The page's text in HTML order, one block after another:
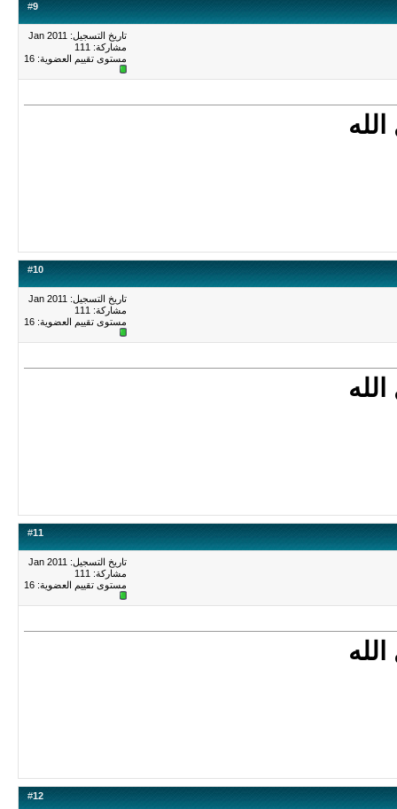
#9
تاريخ التسجيل: Jan 2011
مشاركة: 111
مستوى تقييم العضوية: 16
#10
تاريخ التسجيل: Jan 2011
مشاركة: 111
مستوى تقييم العضوية: 16
#11
تاريخ التسجيل: Jan 2011
مشاركة: 111
مستوى تقييم العضوية: 16
#12